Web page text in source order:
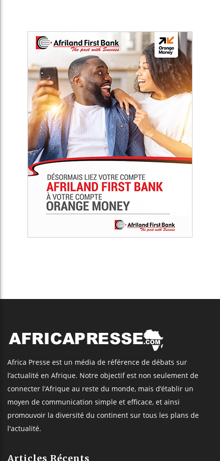
Africa Presse est un média de référence de débats sur
l’actualité en Afrique. Notre objectif est non seulement de
connecter l’Afrique au reste du monde, mais d’établir un
moyen de communication simple et efficace, et ainsi
promouvoir la diversité du continent sur tous les plans de
l'actualité.
Articles Récents